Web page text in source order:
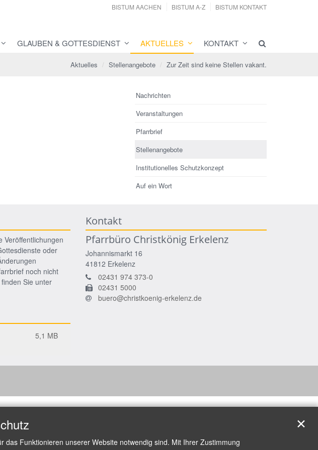
BISTUM AACHEN BISTUM A-Z BISTUM KONTAKT
GLAUBEN & GOTTESDIENST AKTUELLES KONTAKT
Aktuelles Stellenangebote Zur Zeit sind keine Stellen vakant.
Nachrichten
Veranstaltungen
Pfarrbrief
Stellenangebote
Institutionelles Schutzkonzept
Auf ein Wort
Veröffentlichungen
oder
noch nicht
Sie unter
5,1 MB
Kontakt
Pfarrbüro Christkönig Erkelenz
Johannismarkt 16
41812 Erkelenz
02431 974 373-0
02431 5000
buero@christkoenig-erkelenz.de
Funktionieren unserer Website notwendig sind. Mit Ihrer Zustimmung
✕